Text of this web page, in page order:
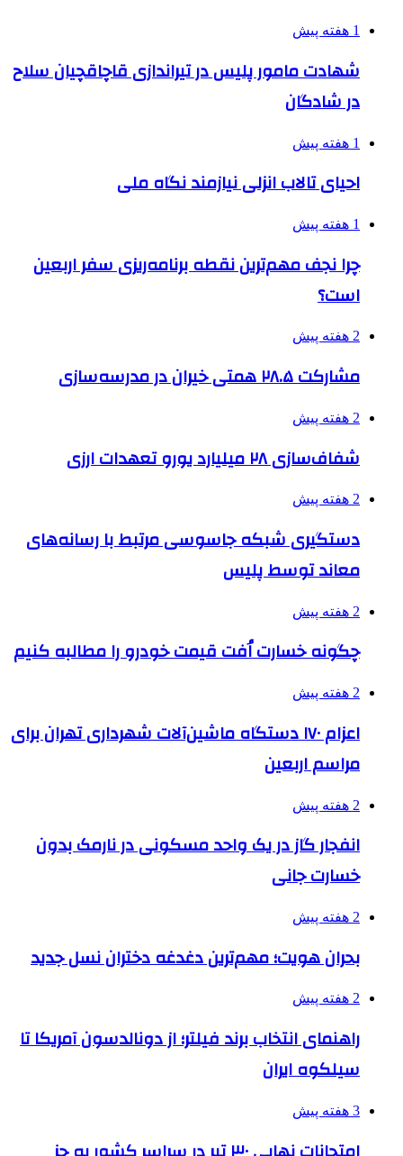
1 هفته پیش
شهادت مامور پلیس در تیراندازی قاچاقچیان سلاح
در شادگان
1 هفته پیش
احیای تالاب انزلی نیازمند نگاه ملی
1 هفته پیش
چرا نجف مهم‌ترین نقطه برنامه‌ریزی سفر اربعین
است؟
2 هفته پیش
مشارکت ۲۸.۵ همتی خیران در مدرسه‌سازی
2 هفته پیش
شفاف‌سازی ۲۸ میلیارد یورو تعهدات ارزی
2 هفته پیش
دستگیری شبکه جاسوسی مرتبط با رسانه‌های
معاند توسط پلیس
2 هفته پیش
چگونه خسارت اُفت قیمت خودرو را مطالبه کنیم
2 هفته پیش
اعزام ۱۷۰ دستگاه ماشین‌آلات شهرداری تهران برای
مراسم اربعین
2 هفته پیش
انفجار گاز در یک واحد مسکونی در نارمک بدون
خسارت جانی
2 هفته پیش
بحران هویت؛ مهم‌ترین دغدغه دختران نسل جدید
2 هفته پیش
راهنمای انتخاب برند فیلتر؛ از دونالدسون آمریکا تا
سیلکوه ایران
3 هفته پیش